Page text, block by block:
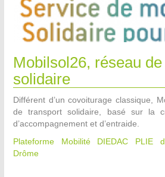
Mobilsol26, réseau
solidaire
Différent d’un covoiturage classique,
de transport solidaire, basé sur la
d’accompagnement et d’entraide.
Plateforme Mobilité DIEDAC PLIE
Drôme